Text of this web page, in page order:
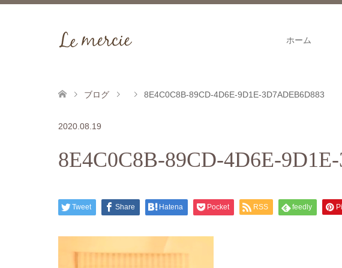
ホーム
ブログ 8E4C0C8B-89CD-4D6E-9D1E-3D7ADEB6D883
2020.08.19
8E4C0C8B-89CD-4D6E-
Tweet Share Hatena Pocket RSS feedly